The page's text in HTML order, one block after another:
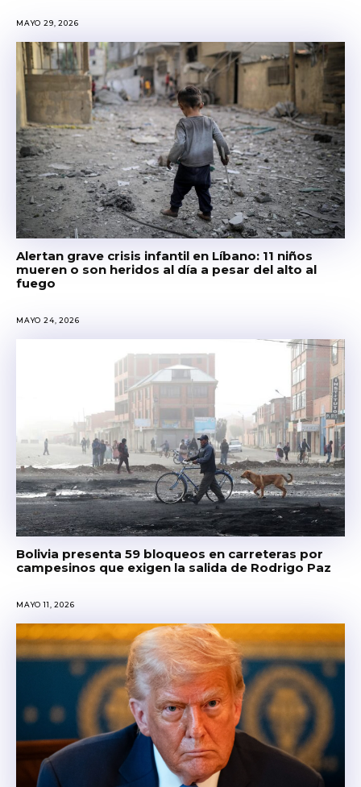
MAYO 29, 2026
Alertan grave crisis infantil en Líbano: 11 niños
mueren o son heridos al día a pesar del alto al
fuego
MAYO 24, 2026
Bolivia presenta 59 bloqueos en carreteras por
campesinos que exigen la salida de Rodrigo Paz
MAYO 11, 2026